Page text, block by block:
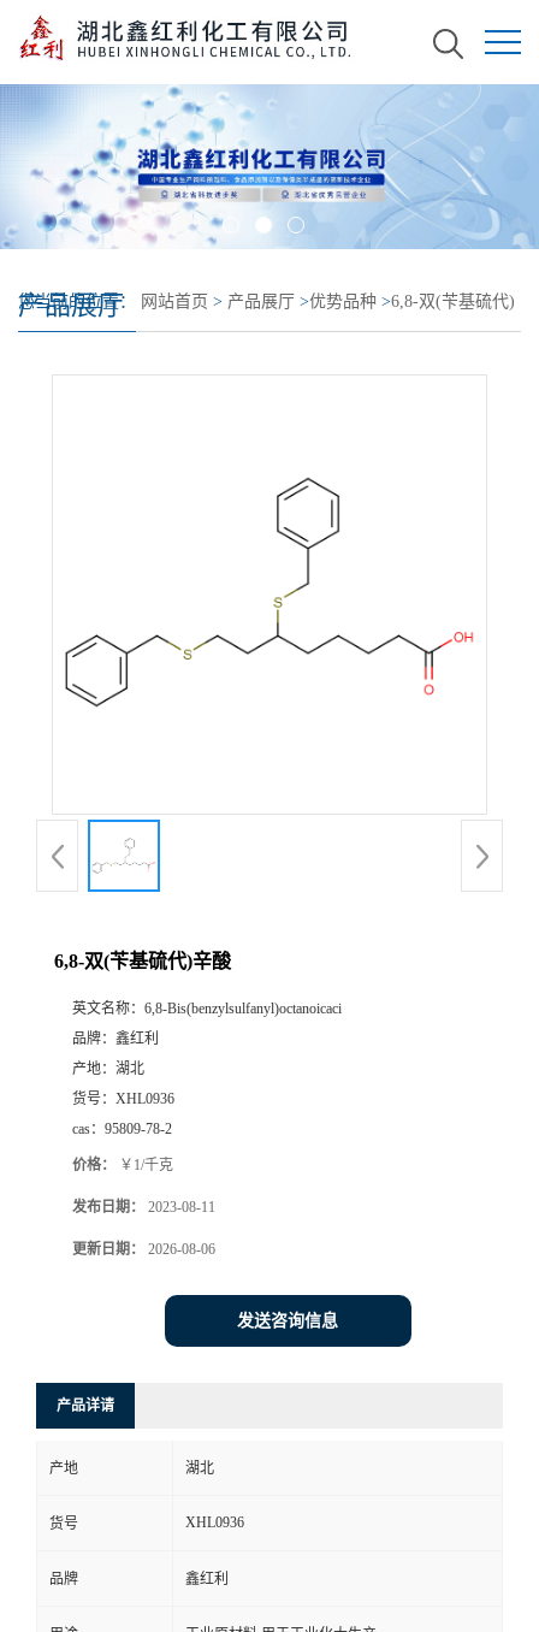
产品展厅
您当前的位置： 网站首页 > 产品展厅 >优势品种 >6,8-双(苄基硫代)
6,8-双(苄基硫代)辛酸
英文名称： 6,8-Bis(benzylsulfanyl)octanoicaci
品牌： 鑫红利
产地： 湖北
货号： XHL0936
cas： 95809-78-2
价格： ￥1/千克
发布日期： 2023-08-11
更新日期： 2026-08-06
发送咨询信息
产品详请
产地 湖北
货号 XHL0936
品牌 鑫红利